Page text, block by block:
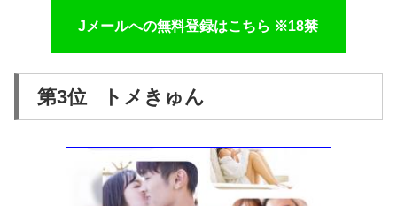
Jメールへの無料登録はこちら ※18禁
第3位 トメきゅん